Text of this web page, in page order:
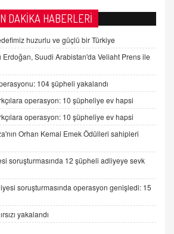
CAN DOĞAN
korunması ve dijital hukukun
16:17
EREK
Geldi, Hangi Önlemler Alınmalı?
10:11
AKÖL
13:00
Yüzüne Vurulan Şamar:
12:30
DAKİKA HABERLERİ
huzurlu ve güçlü bir Türkiye
Erdoğan, Suudi Arabistan'da Veliaht Prens ile
104 şüpheli yakalandı
operasyon: 10 şüpheliye ev hapsi
operasyon: 10 şüpheliye ev hapsi
Orhan Kemal Emek Ödülleri sahipleri
soruşturmasında 12 şüpheli adliyeye sevk
soruşturmasında operasyon genişledi: 15
yakalandı